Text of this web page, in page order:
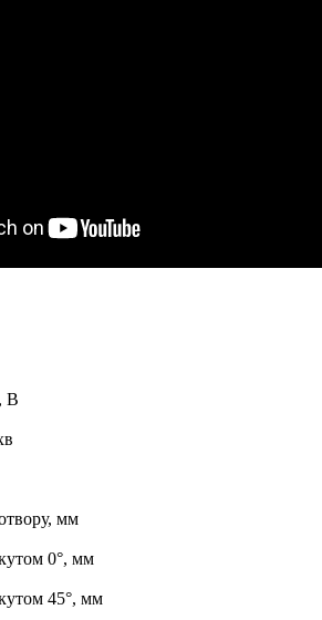
В
мм
0°, мм
45°, мм